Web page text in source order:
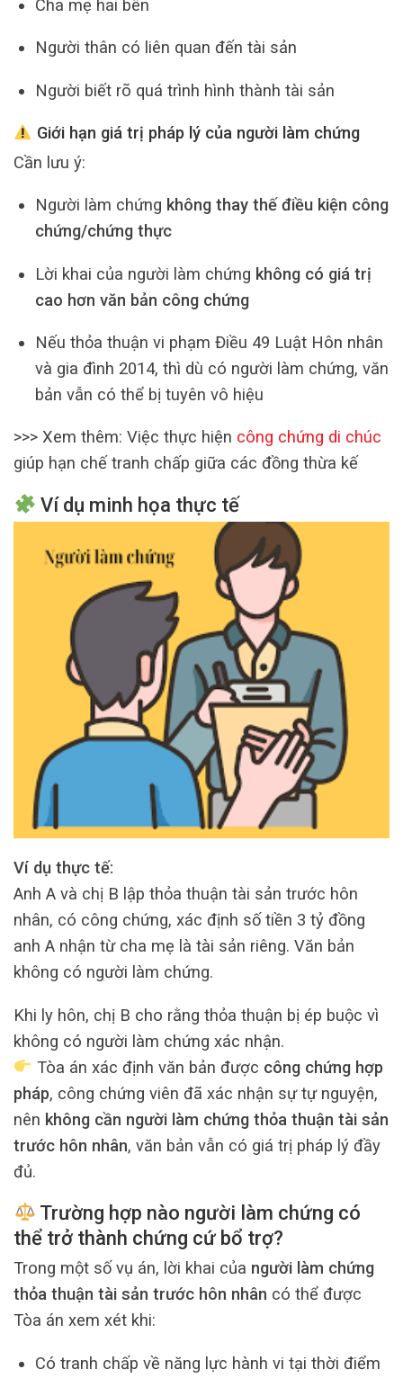
Cha mẹ hai bên
Người thân có liên quan đến tài sản
Người biết rõ quá trình hình thành tài sản
Giới hạn giá trị pháp lý của người làm chứng
Cần lưu ý:
Người làm chứng không thay thế điều kiện công
chứng/chứng thực
Lời khai của người làm chứng không có giá trị
cao hơn văn bản công chứng
Nếu thỏa thuận vi phạm Điều 49 Luật Hôn nhân
và gia đình 2014, thì dù có người làm chứng, văn
bản vẫn có thể bị tuyên vô hiệu
>>> Xem thêm: Việc thực hiện công chứng di chúc
giúp hạn chế tranh chấp giữa các đồng thừa kế
Ví dụ minh họa thực tế
Ví dụ thực tế:
Anh A và chị B lập thỏa thuận tài sản trước hôn
nhân, có công chứng, xác định số tiền 3 tỷ đồng
anh A nhận từ cha mẹ là tài sản riêng. Văn bản
không có người làm chứng.
Khi ly hôn, chị B cho rằng thỏa thuận bị ép buộc vì
không có người làm chứng xác nhận.
Tòa án xác định văn bản được công chứng hợp
pháp, công chứng viên đã xác nhận sự tự nguyện,
nên không cần người làm chứng thỏa thuận tài sản
trước hôn nhân, văn bản vẫn có giá trị pháp lý đầy
đủ.
Trường hợp nào người làm chứng có
thể trở thành chứng cứ bổ trợ?
Trong một số vụ án, lời khai của người làm chứng
thỏa thuận tài sản trước hôn nhân có thể được
Tòa án xem xét khi:
Có tranh chấp về năng lực hành vi tại thời điểm